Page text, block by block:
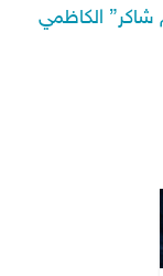
شاكر” الكاظمي